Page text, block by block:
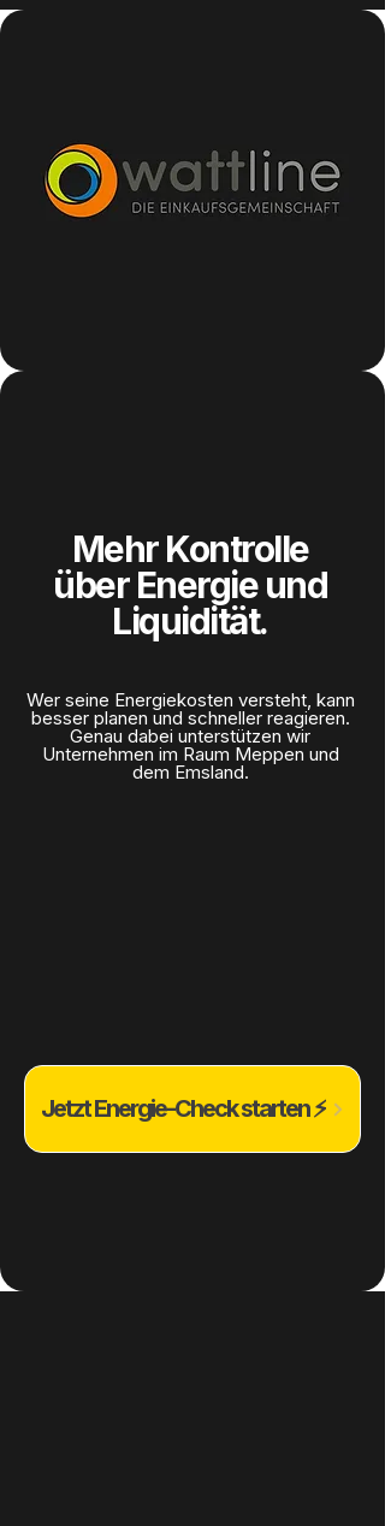
Mehr Kontrolle
über Energie und
Liquidität.
Wer seine Energiekosten versteht, kann
besser planen und schneller reagieren.
Genau dabei unterstützen wir
Unternehmen im Raum Meppen und
dem Emsland.
Jetzt Energie-Check starten ⚡️